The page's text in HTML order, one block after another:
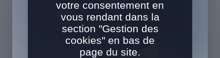
votre consentement en
vous rendant dans la
section "Gestion des
cookies" en bas de
page du site.